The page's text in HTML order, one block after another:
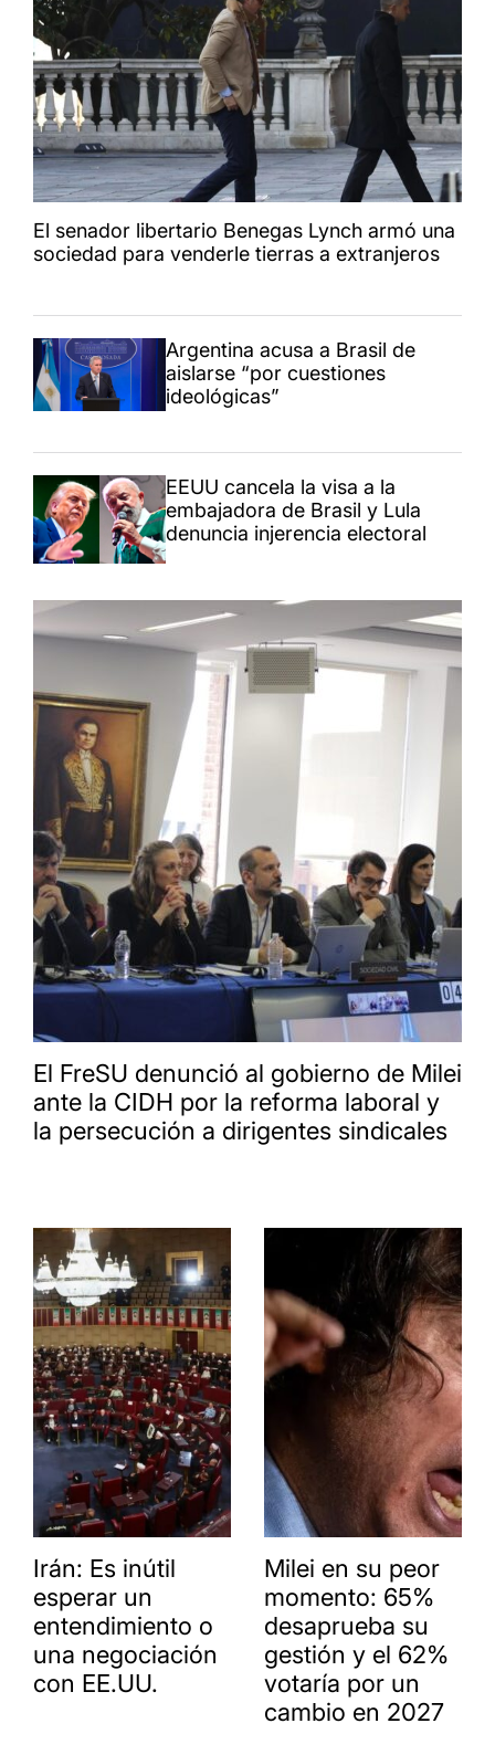
El senador libertario Benegas Lynch armó una
sociedad para venderle tierras a extranjeros
Argentina acusa a Brasil de
aislarse “por cuestiones
ideológicas”
EEUU cancela la visa a la
embajadora de Brasil y Lula
denuncia injerencia electoral
El FreSU denunció al gobierno de Milei
ante la CIDH por la reforma laboral y
la persecución a dirigentes sindicales
Irán: Es inútil
esperar un
entendimiento o
una negociación
con EE.UU.
Milei en su peor
momento: 65%
desaprueba su
gestión y el 62%
votaría por un
cambio en 2027